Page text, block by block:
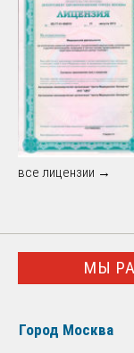
все лицензии →
МЫ
Город Москва